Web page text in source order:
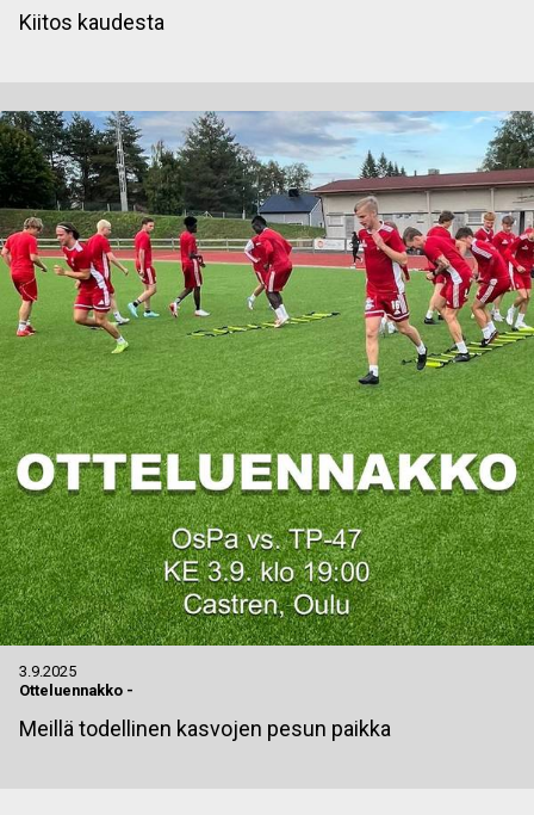
Kiitos kaudesta
3.9.2025
Otteluennakko -
Meillä todellinen kasvojen pesun paikka